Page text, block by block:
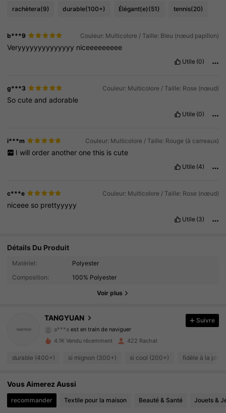
rachètera(9) durable(100+) Élégant(e)(51) tennis(20)
b***9 Couleur: Multicolore / Taille: Bleu (nœud papillon)
Veryyyyyyyyyyyyyy niceeeeeeeee
Utile (0)
g***3 Couleur: Multicolore / Taille: Rose (nœud)
Socute and adorable
Utile (0)
i***m Couleur: Multicolore / Taille: Rouge (à carreaux)
I will order another one this is cute
Utile (4)
c***e Couleur: Multicolore / Taille: Rose (nœud)
niceee so prettyyyyy
Utile (3)
Détails Du Produit
Matériel:
Polyester
Composition:
100% Polyester
Voir plus
TANGYUAN
113 Suiveurs
4.91
113 Suiveurs
4.91 113 Suiveurs
4.91
113 Suiveurs
Suivre
4.1K Vendu récemment 422 Rachat
durable (400+) si mignon (300+) si cool (200+) fidèle à la
Vous Aimerez Aussi
recommander Textile pour la maison Beauté & Santé Jouets &